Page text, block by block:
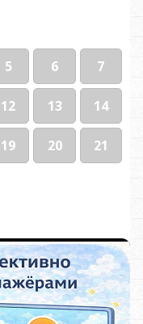
5 6 7
12 13 14
19 20 21